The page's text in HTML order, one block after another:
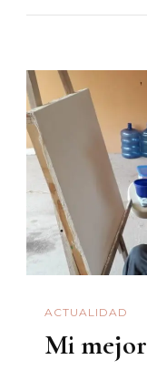
ACTUALIDAD
Mi